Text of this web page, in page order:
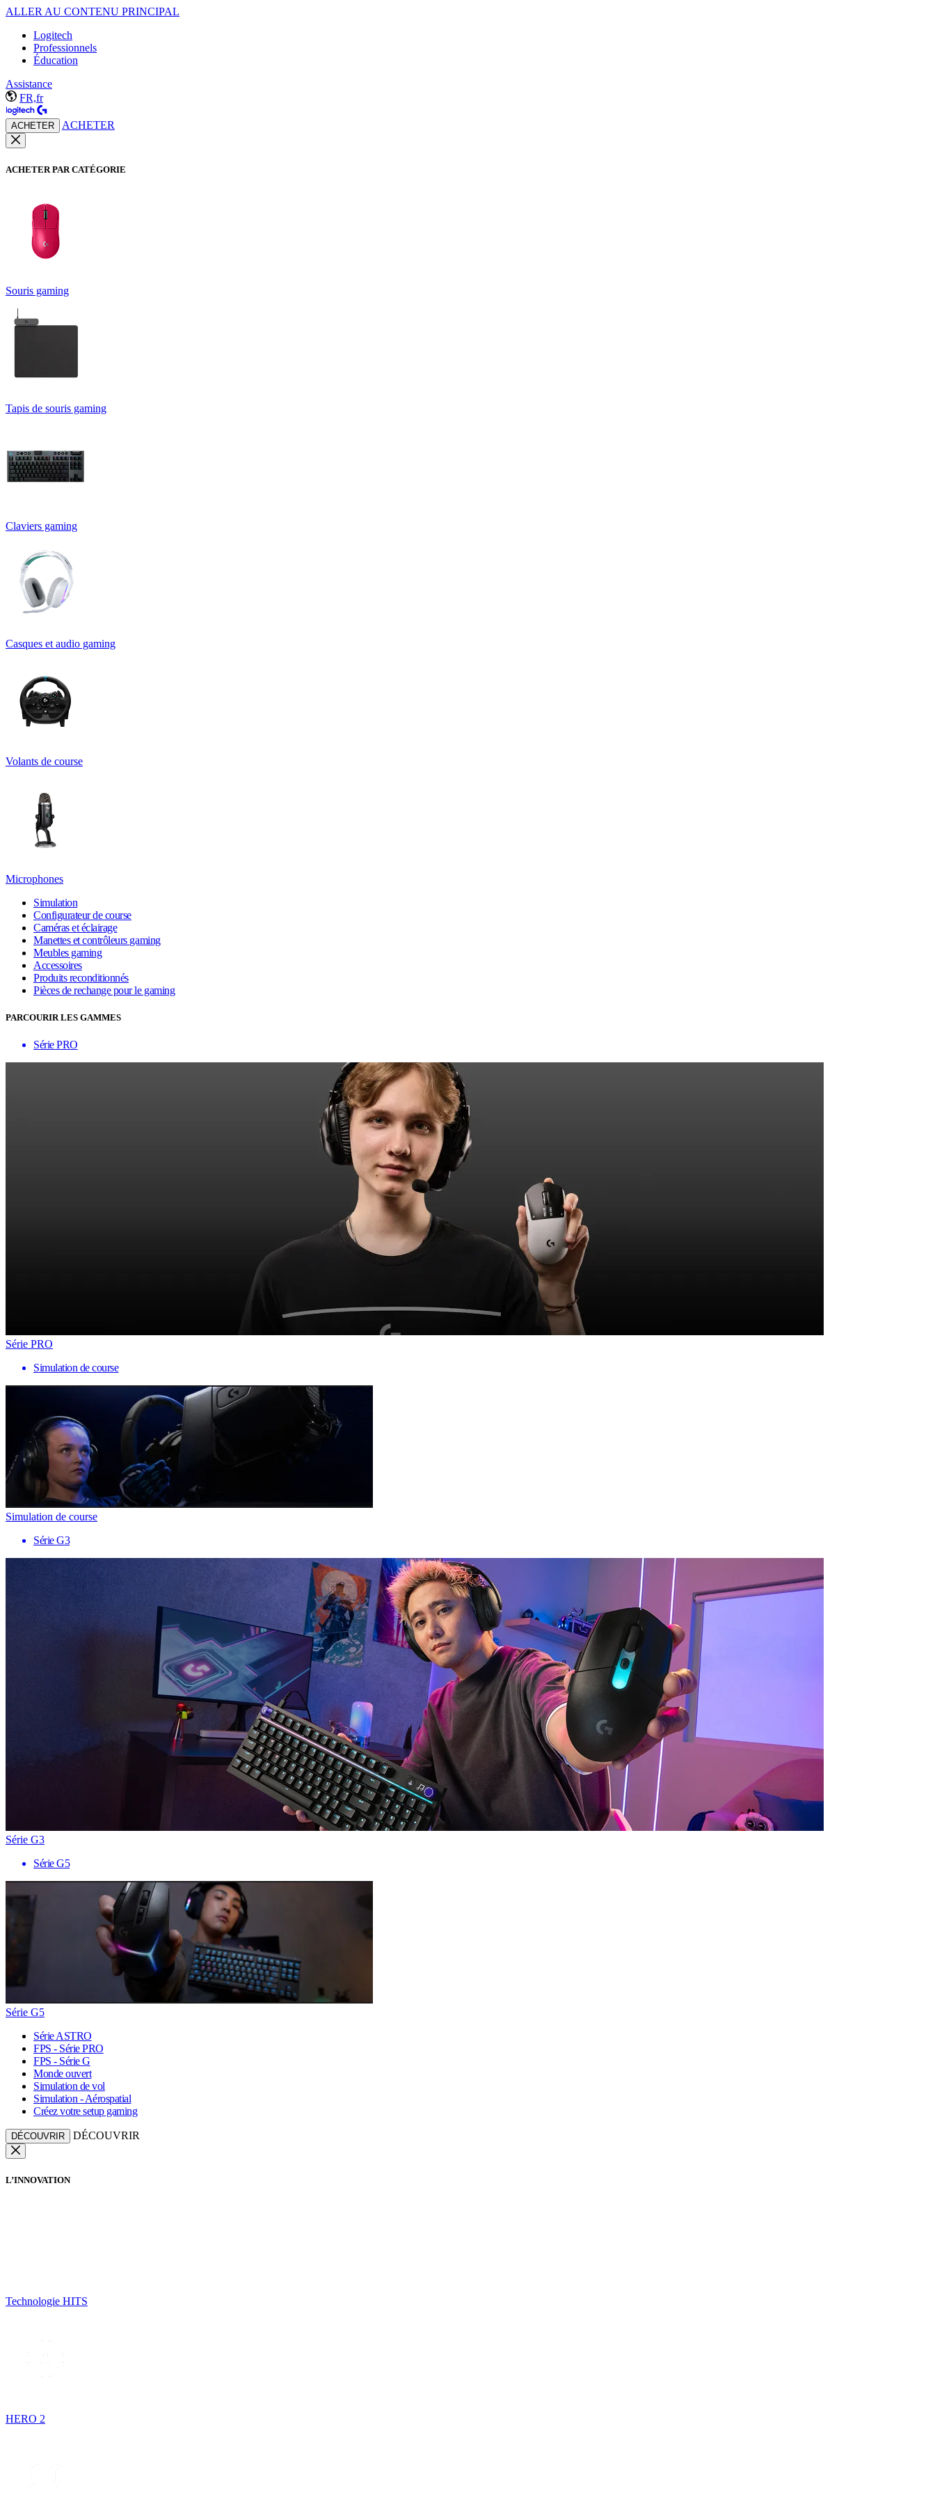
ALLER AU CONTENU PRINCIPAL
Logitech
Professionnels
Éducation
Assistance
FR,fr
ACHETER ACHETER
ACHETER PAR CATÉGORIE
Souris gaming
Tapis de souris gaming
Claviers gaming
Casques et audio gaming
Volants de course
Microphones
Simulation
Configurateur de course
Caméras et éclairage
Manettes et contrôleurs gaming
Meubles gaming
Accessoires
Produits reconditionnés
Pièces de rechange pour le gaming
PARCOURIR LES GAMMES
Série PRO
Série PRO
Simulation de course
Simulation de course
Série G3
Série G3
Série G5
Série G5
Série ASTRO
FPS - Série PRO
FPS - Série G
Monde ouvert
Simulation de vol
Simulation - Aérospatial
Créez votre setup gaming
DÉCOUVRIR DÉCOUVRIR
L’INNOVATION
Technologie HITS
HERO 2